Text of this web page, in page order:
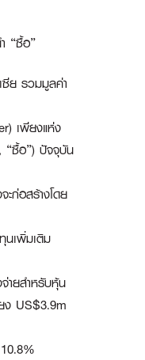
“ซื้อ”
ย รวมมูลค่า
เพียงแห่ง
“ซื้อ”) ปัจจุบัน
ก่อสร้างโดย
นเพิ่มเติม
ายสำหรับหุ้น
ง US$3.9m